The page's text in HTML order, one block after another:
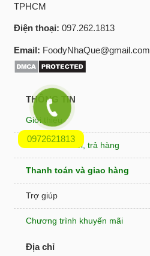
0972621813
TPHCM
Điện thoại: 097.262.1813
Email: FoodyNhaQue@gmail.com
THÔNG TIN
Giới thiệu
Chính sách đổi, trả hàng
Thanh toán và giao hàng
Trợ giúp
Chương trình khuyến mãi
Địa chỉ